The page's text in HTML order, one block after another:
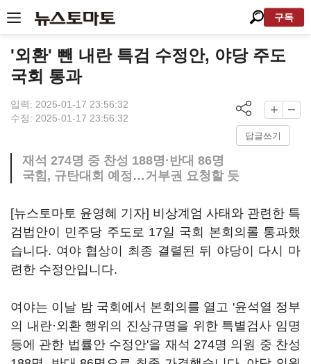
구독
'외환' 뺀 내란 특검 수정안, 야당 주도
국회 통과
입력: 2025-01-17 23:56:32
수정: 2025-01-17 23:56:32
답글쓰기
재석 274명 중 찬성 188명·반대 86명
국힘, 규탄대회 예정…거부권 요청할 듯
[뉴스토마토 윤영혜 기자] 비상계엄 사태와 관련한 특
검법안이 민주당 주도로 17일 국회 본회의롤 통과했
습니다. 여야 협상이 최종 결렬된 뒤 야당이 다시 마
련한 수정안입니다.
여야는 이날 밤 국회에서 본회의를 열고 '윤석열 정부
의 내란·외환 행위의 진상규명을 위한 특별검사 임명
등에 관한 법률안 수정안'을 재석 274명 의원 중 찬성